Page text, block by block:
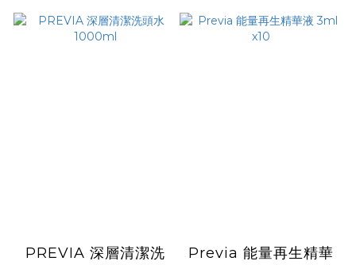
PREVIA 深層清潔洗
Previa 能量再生精華